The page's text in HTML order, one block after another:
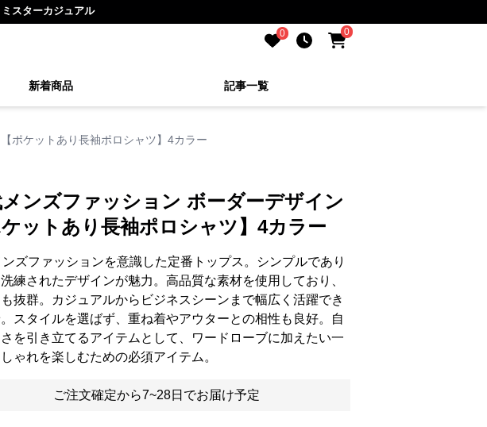
スターカジュアル
0 0
新着商品 記事一覧
ポケットあり長袖ポロシャツ】4カラー
ンズファッション ボーダーデザイン
ケットあり長袖ポロシャツ】4カラー
ズファッションを意識した定番トップス。シンプルであり
練されたデザインが魅力。高品質な素材を使用しており、
抜群。カジュアルからビジネスシーンまで幅広く活躍でき
スタイルを選ばず、重ね着やアウターとの相性も良好。自
を引き立てるアイテムとして、ワードローブに加えたい一
ゃれを楽しむための必須アイテム。
ご注文確定から7~28日でお届け予定